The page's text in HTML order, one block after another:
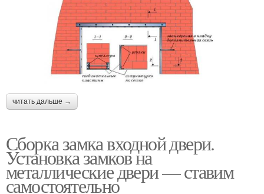
читать дальше →
Сборка замка входной двери.
Установка замков на
металлические двери — ставим
самостоятельно